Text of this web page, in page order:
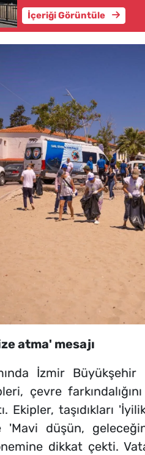
İçeriği Görüntüle
atma' mesajı
İzmir
çevre
Ekipler, taşıdıkları
'Mavi düşün,
dikkat çekti.